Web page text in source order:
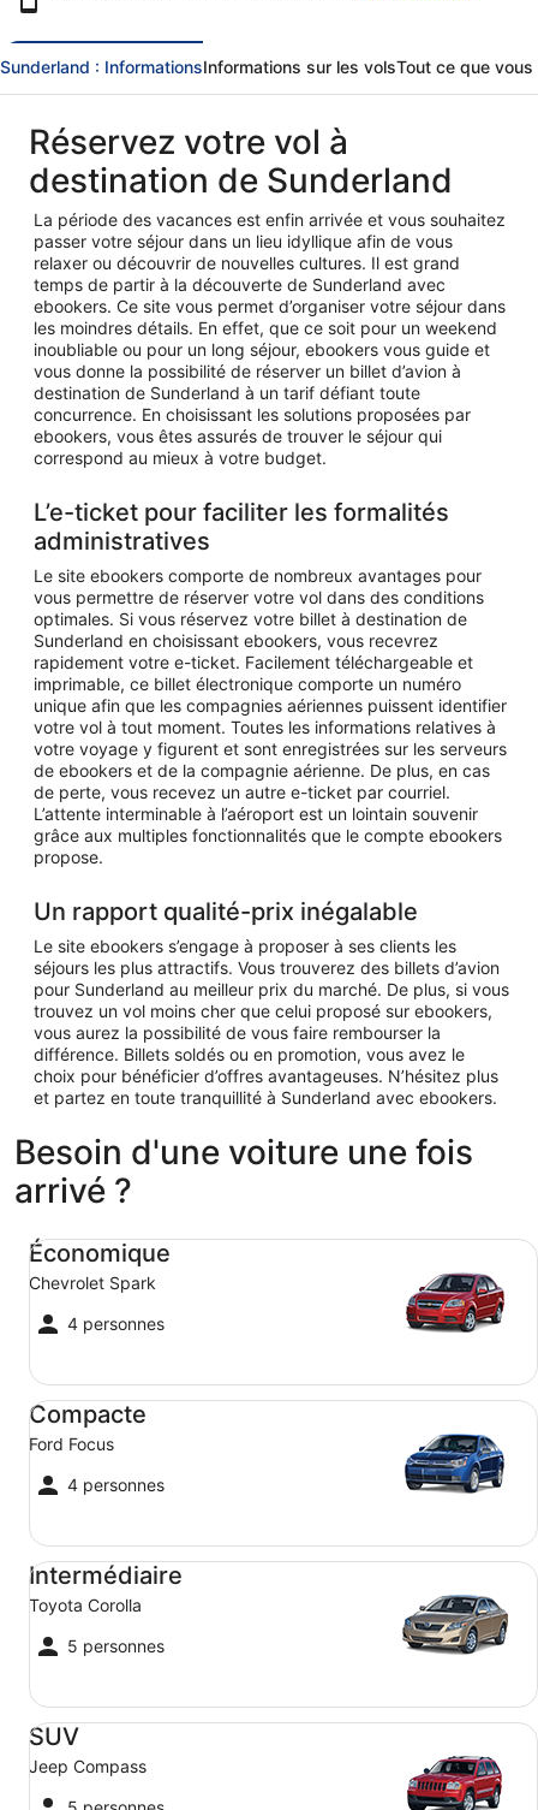
Sunderland : InformationsInformations sur les volsTout ce que
Réservez votre vol à
destination de Sunderland
La période des vacances est enfin arrivée et vous souhaitez
passer votre séjour dans un lieu idyllique afin de vous
relaxer ou découvrir de nouvelles cultures. Il est grand
temps de partir à la découverte de Sunderland avec
ebookers. Ce site vous permet d’organiser votre séjour dans
les moindres détails. En effet, que ce soit pour un weekend
inoubliable ou pour un long séjour, ebookers vous guide et
vous donne la possibilité de réserver un billet d’avion à
destination de Sunderland à un tarif défiant toute
concurrence. En choisissant les solutions proposées par
ebookers, vous êtes assurés de trouver le séjour qui
correspond au mieux à votre budget.
L’e-ticket pour faciliter les formalités
administratives
Le site ebookers comporte de nombreux avantages pour
vous permettre de réserver votre vol dans des conditions
optimales. Si vous réservez votre billet à destination de
Sunderland en choisissant ebookers, vous recevrez
rapidement votre e-ticket. Facilement téléchargeable et
imprimable, ce billet électronique comporte un numéro
unique afin que les compagnies aériennes puissent identifier
votre vol à tout moment. Toutes les informations relatives à
votre voyage y figurent et sont enregistrées sur les serveurs
de ebookers et de la compagnie aérienne. De plus, en cas
de perte, vous recevez un autre e-ticket par courriel.
L’attente interminable à l’aéroport est un lointain souvenir
grâce aux multiples fonctionnalités que le compte ebookers
propose.
Un rapport qualité-prix inégalable
Le site ebookers s’engage à proposer à ses clients les
séjours les plus attractifs. Vous trouverez des billets d’avion
pour Sunderland au meilleur prix du marché. De plus, si vous
trouvez un vol moins cher que celui proposé sur ebookers,
vous aurez la possibilité de vous faire rembourser la
différence. Billets soldés ou en promotion, vous avez le
choix pour bénéficier d’offres avantageuses. N’hésitez plus
et partez en toute tranquillité à Sunderland avec ebookers.
Besoin d'une voiture une fois
arrivé ?
Économique
Chevrolet Spark
4 personnes
Économique Chevrolet Spark
Compacte
Ford Focus
4 personnes
Compacte Ford Focus
Intermédiaire
Toyota Corolla
5 personnes
Intermédiaire Toyota Corolla
SUV
Jeep Compass
SUV Jeep Compass